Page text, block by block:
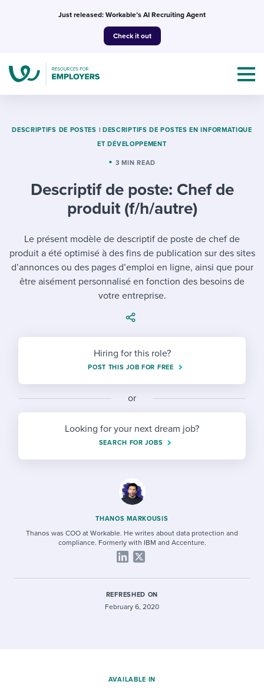
Just released: Workable’s AI Recruiting Agent
Check it out
Topics
Mobilizing AI in my work
Evaluating candidates
Working together with others
Maintaining hiring pipelines
Developing & retaining people
Ensuring compliance
Finding and attracting people
Establishing an employer brand
Templates & Guides
Job description templates
Interview question templates
Policy templates
Step-by-step tutorials
Free ebooks & reports
HR terms
I’m a jobseeker
I WANT TO LEARN ABOUT...
Applying for a job
Interview process
Career development
Modern working life
Attend webinars & events
Workable customer stories
Explore Workable
Request a demo
Start a free trial
DESCRIPTIFS DE POSTES | DESCRIPTIFS DE POSTES EN INFORMATIQUE
ET DÉVELOPPEMENT
3 MIN READ
Descriptif de poste: Chef de
produit (f/h/autre)
Le présent modèle de descriptif de poste de chef de
produit a été optimisé à des fins de publication sur des sites
d’annonces ou des pages d’emploi en ligne, ainsi que pour
être aisément personnalisé en fonction des besoins de
votre entreprise.
Hiring for this role?
POST THIS JOB FOR FREE
or
Looking for your next dream job?
SEARCH FOR JOBS
THANOS MARKOUSIS
Thanos was COO at Workable. He writes about data protection and
compliance. Formerly with IBM and Accenture.
REFRESHED ON
February 6, 2020
AVAILABLE IN